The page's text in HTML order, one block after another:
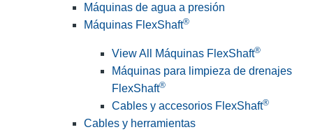
Máquinas de agua a presión
Máquinas FlexShaft®
View All Máquinas FlexShaft®
Máquinas para limpieza de drenajes
FlexShaft®
Cables y accesorios FlexShaft®
Cables y herramientas